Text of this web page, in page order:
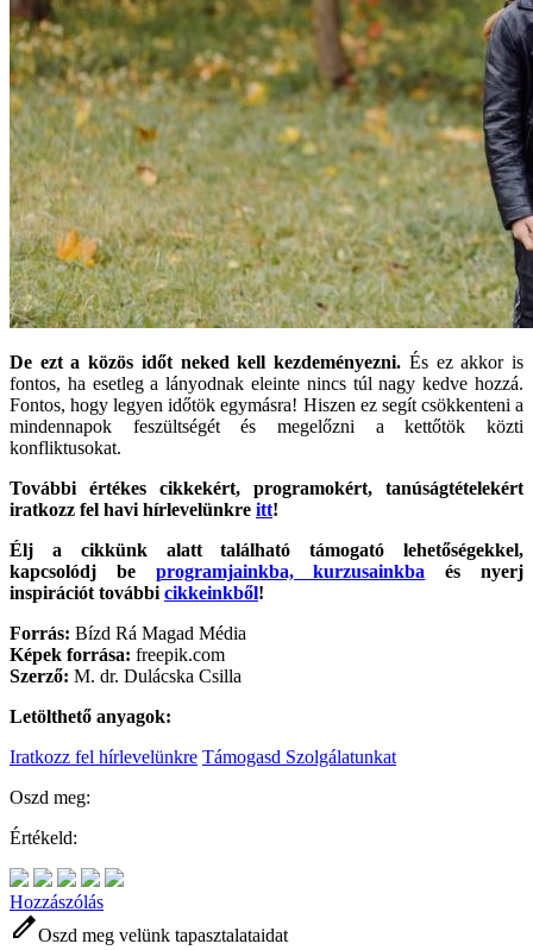
De ezt a közös időt neked kell kezdeményezni. És ez akkor is
fontos, ha esetleg a lányodnak eleinte nincs túl nagy kedve hozzá.
Fontos, hogy legyen időtök egymásra! Hiszen ez segít csökkenteni a
mindennapok feszültségét és megelőzni a kettőtök közti
konfliktusokat.
További értékes cikkekért, programokért, tanúságtételekért
iratkozz fel havi hírlevelünkre itt!
Élj a cikkünk alatt található támogató lehetőségekkel,
kapcsolódj be programjainkba, kurzusainkba és nyerj
inspirációt további cikkeinkből!
Forrás: Bízd Rá Magad Média
Képek forrása: freepik.com
Szerző: M. dr. Dulácska Csilla
Letölthető anyagok:
Iratkozz fel hírlevelünkre Támogasd Szolgálatunkat
Oszd meg:
Értékeld:
Hozzászólás
editOszd meg velünk tapasztalataidat